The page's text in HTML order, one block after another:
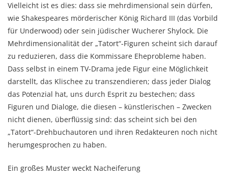
Vielleicht ist es dies: dass sie mehrdimensional sein dürfen,
wie Shakespeares mörderischer König Richard III (das Vorbild
für Underwood) oder sein jüdischer Wucherer Shylock. Die
Mehrdimensionalität der „Tatort“-Figuren scheint sich darauf
zu reduzieren, dass die Kommissare Eheprobleme haben.
Dass selbst in einem TV-Drama jede Figur eine Möglichkeit
darstellt, das Klischee zu transzendieren; dass jeder Dialog
das Potenzial hat, uns durch Esprit zu bestechen; dass
Figuren und Dialoge, die diesen – künstlerischen – Zwecken
nicht dienen, überflüssig sind: das scheint sich bei den
„Tatort“-Drehbuchautoren und ihren Redakteuren noch nicht
herumgesprochen zu haben.
Ein großes Muster weckt Nacheiferung